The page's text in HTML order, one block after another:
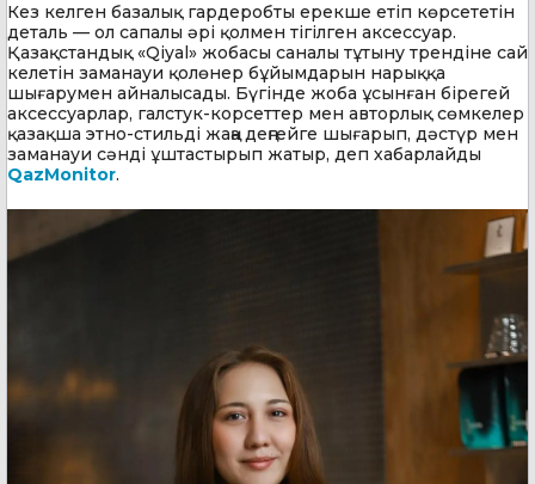
Кез келген базалық гардеробты ерекше етіп көрсететін
деталь — ол сапалы әрі қолмен тігілген аксессуар.
Қазақстандық «Qiyal» жобасы саналы тұтыну трендіне сай
келетін заманауи қолөнер бұйымдарын нарыққа
шығарумен айналысады. Бүгінде жоба ұсынған бірегей
аксессуарлар, галстук-корсеттер мен авторлық сөмкелер
қазақша этно-стильді жаңа деңгейге шығарып, дәстүр мен
заманауи сәнді ұштастырып жатыр, деп хабарлайды
QazMonitor.